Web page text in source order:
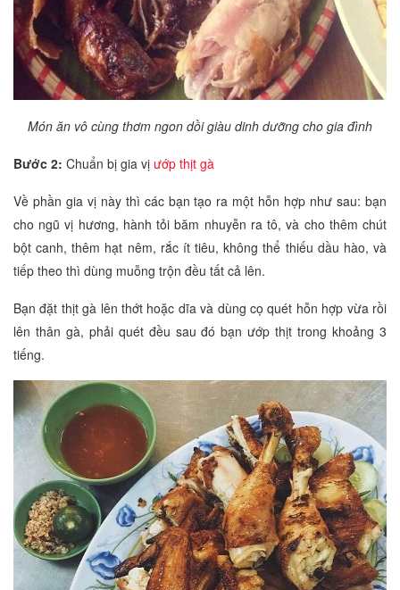
Món ăn vô cùng thơm ngon dồi giàu dinh dưỡng cho gia đình
Bước 2: Chuẩn bị gia vị ướp thịt gà
Về phần gia vị này thì các bạn tạo ra một hỗn hợp như sau: bạn
cho ngũ vị hương, hành tỏi băm nhuyễn ra tô, và cho thêm chút
bột canh, thêm hạt nêm, rắc ít tiêu, không thể thiếu dầu hào, và
tiếp theo thì dùng muỗng trộn đều tất cả lên.
Bạn đặt thịt gà lên thớt hoặc dĩa và dùng cọ quét hỗn hợp vừa rồi
lên thân gà, phải quét đều sau đó bạn ướp thịt trong khoảng 3
tiếng.